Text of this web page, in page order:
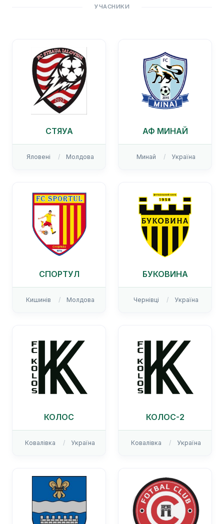
УЧАСНИКИ
СТЯУА
Яловені Молдова
АФ МИНАЙ
Минай Україна
СПОРТУЛ
Кишинів Молдова
БУКОВИНА
Чернівці Україна
КОЛОС
Ковалівка Україна
КОЛОС-2
Ковалівка Україна